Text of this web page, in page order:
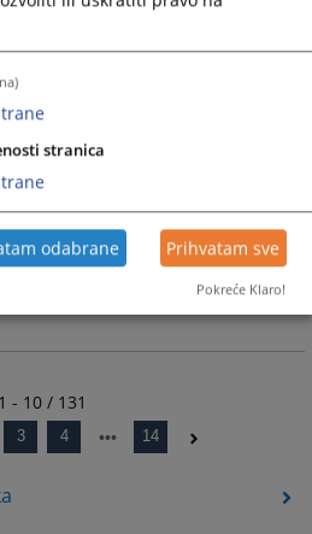
u predmetu broj: 11-07-6-
u predmetu broj: 11-07-6-113/26
u predmetu broj: 11-07-6-
1 - 10 / 131
3 4 14
stranica
odabrane Prihvatam sve
Pokreće Klaro!